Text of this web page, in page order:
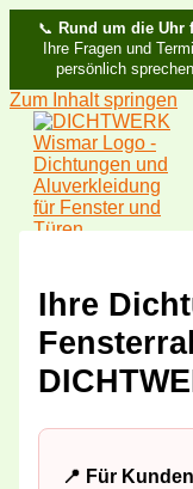
📞 Rund um die Uhr
Ihre Fragen und
persönlich
Zum Inhalt springen
Ihre
📍 Für